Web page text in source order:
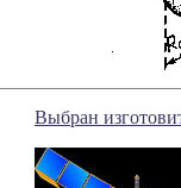
Выбран